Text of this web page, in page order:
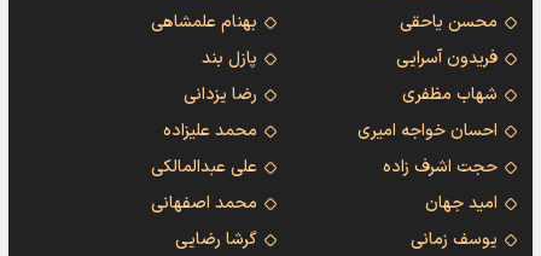
محسن یاحقی
بهنام علمشاهی
فریدون آسرایی
پازل بند
شهاب مظفری
رضا یزدانی
احسان خواجه امیری
محمد علیزاده
حجت اشرف زاده
علی عبدالمالکی
امید جهان
محمد اصفهانی
یوسف زمانی
گرشا رضایی